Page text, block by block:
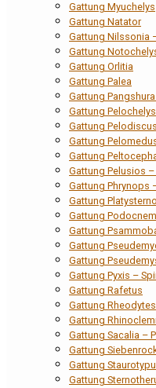
Gattung Myuchelys
Gattung Natator
Gattung Nilssonia
Gattung
Gattung Orlitia
Gattung Palea
Gattung
Gattung
Gattung
Gattung
Gattung
Gattung Pelusios
Gattung Phrynops
Gattung
Gattung
Gattung
Gattung
Gattung
Gattung Pyxis –
Gattung Rafetus
Gattung Rheodytes
Gattung
Gattung Sacalia –
Gattung
Gattung
Gattung